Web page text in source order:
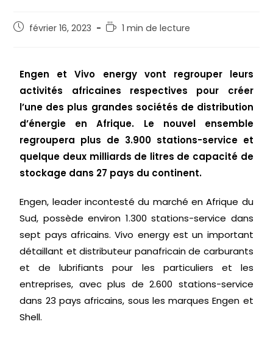
février 16, 2023 1 min de lecture
Engen et Vivo energy vont regrouper leurs
activités africaines respectives pour créer
l’une des plus grandes sociétés de distribution
d’énergie en Afrique. Le nouvel ensemble
regroupera plus de 3.900 stations-service et
quelque deux milliards de litres de capacité de
stockage dans 27 pays du continent.
Engen, leader incontesté du marché en Afrique du
Sud, possède environ 1.300 stations-service dans
sept pays africains. Vivo energy est un important
détaillant et distributeur panafricain de carburants
et de lubrifiants pour les particuliers et les
entreprises, avec plus de 2.600 stations-service
dans 23 pays africains, sous les marques Engen et
Shell.